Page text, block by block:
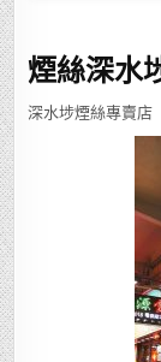
煙絲深水
深水埗煙絲專賣店